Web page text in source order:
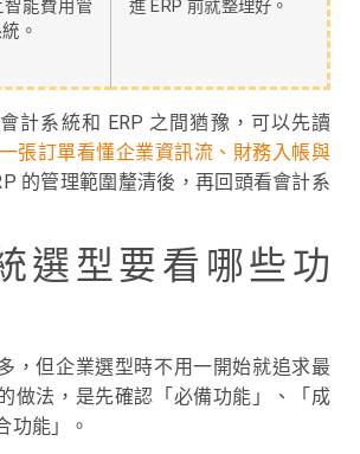
智能費用管
。
進 ERP 前就整理好。
計系統和 ERP 之間猶豫，可以先讀
張訂單看懂企業資訊流、財務入帳與
的管理範圍釐清後，再回頭看會計系
選型要看哪些功
，但企業選型時不用一開始就追求最
做法，是先確認「必備功能」、「成
功能」。